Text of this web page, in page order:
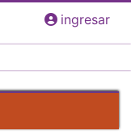
ingresar